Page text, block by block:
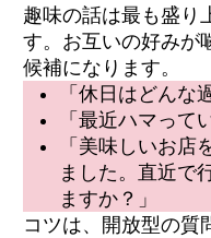
趣味の話は最も盛り
す。お互いの好みが
候補になります。
「休日はどんな
「最近ハマって
「美味しいお店
ました。直近で
ますか？」
コツは、開放型の質